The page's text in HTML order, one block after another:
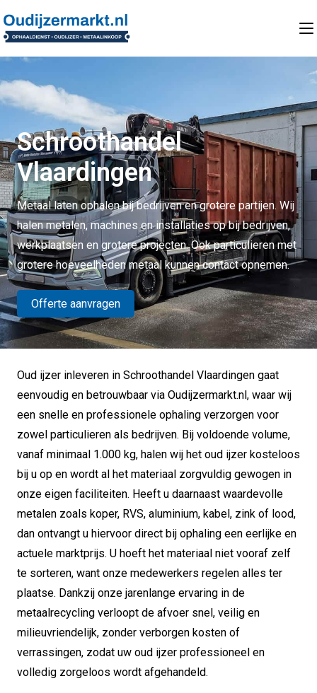
Schroothandel
Vlaardingen
Metaal laten ophalen bij bedrijven en grotere partijen. Wij
halen metalen, machines en installaties op bij bedrijven,
werkplaatsen en grotere projecten. Ook particulieren met
grotere hoeveelheden metaal kunnen contact opnemen.
Offerte aanvragen
Oud ijzer inleveren in Schroothandel Vlaardingen gaat
eenvoudig en betrouwbaar via Oudijzermarkt.nl, waar wij
een snelle en professionele ophaling verzorgen voor
zowel particulieren als bedrijven. Bij voldoende volume,
vanaf minimaal 1.000 kg, halen wij het oud ijzer kosteloos
bij u op en wordt al het materiaal zorgvuldig gewogen in
onze eigen faciliteiten. Heeft u daarnaast waardevolle
metalen zoals koper, RVS, aluminium, kabel, zink of lood,
dan ontvangt u hiervoor direct bij ophaling een eerlijke en
actuele marktprijs. U hoeft het materiaal niet vooraf zelf
te sorteren, want onze medewerkers regelen alles ter
plaatse. Dankzij onze jarenlange ervaring in de
metaalrecycling verloopt de afvoer snel, veilig en
milieuvriendelijk, zonder verborgen kosten of
verrassingen, zodat uw oud ijzer professioneel en
volledig zorgeloos wordt afgehandeld.